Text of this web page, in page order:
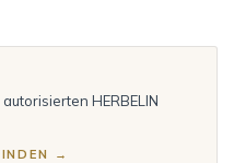
HERBELIN
→